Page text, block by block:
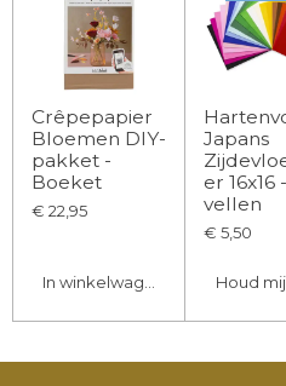
Crêpepapier
Bloemen DIY-
pakket -
Boeket
€ 22,95
In winkelwagen
Japans
er 16x16
vellen
€ 5,50
Houd